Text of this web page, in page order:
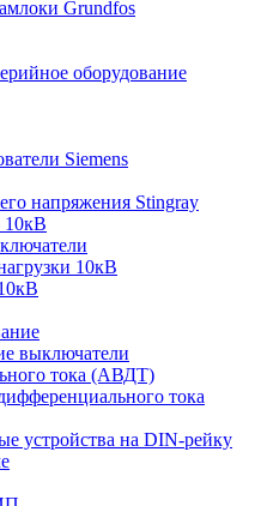
Grundfos
оборудование
Siemens
напряжения Stingray
10кВ
10кВ
выключатели
тока (АВДТ)
тока
устройства на DIN-рейку